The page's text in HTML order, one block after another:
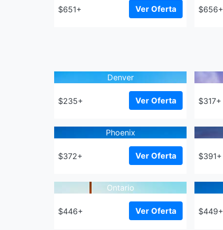
$651+ Ver Oferta $656+
Denver
$235+ Ver Oferta $317+
Phoenix
$372+ Ver Oferta $391+
Ontario
$446+ Ver Oferta $449+